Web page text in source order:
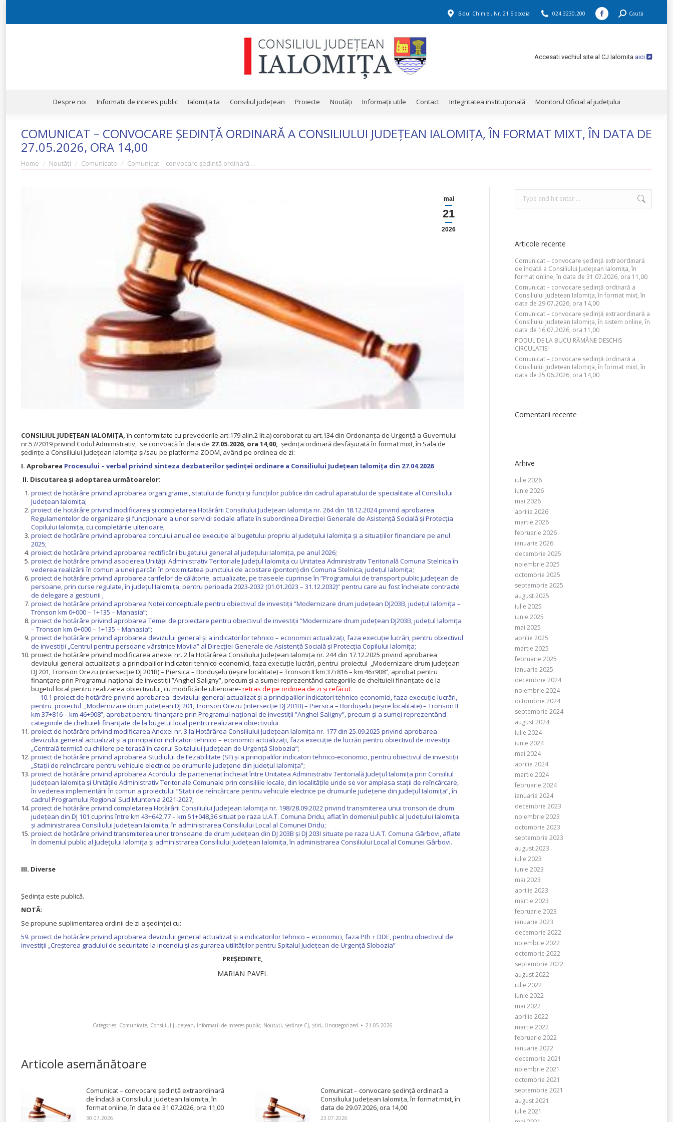
B-dul Chimiei, Nr. 21 Slobozia 024.3230.200
Facebook
in
Search:Caută
Accesati vechiul site al CJ Ialomita aici
Despre noi Informatii de interes public Ialomița ta Consiliul județean Proiecte Noutăți Informații utile Contact Integritatea instituţională Monitorul Oficial al județului
COMUNICAT – CONVOCARE ȘEDINȚĂ ORDINARĂ A CONSILIULUI JUDEȚEAN IALOMIȚA, ÎN FORMAT MIXT, ÎN DATA DE
27.05.2026, ORA 14,00
Home Noutăți Comunicate Comunicat – convocare ședință ordinară…
mai
21
2026
CONSILIUL JUDEŢEAN IALOMIŢA,în conformitate cu prevederile art.179 alin.2 lit.a) coroborat cu art.134 din Ordonanța de Urgență a Guvernului
nr.57/2019 privind Codul Administrativ, se convoacă în data de 27.05.2026, ora 14,00, ședința ordinară desfășurată în format mixt, în Sala de
ședințe a Consiliului Județean Ialomița și/sau pe platforma ZOOM, având pe ordinea de zi:
I. Aprobarea Procesului – verbal privind sinteza dezbaterilor ședinței ordinare a Consiliului Județean Ialomița din 27.04.2026
II. Discutarea și adoptarea următoarelor:
proiect de hotărâre privind aprobarea organigramei, statului de funcții și funcțiilor publice din cadrul aparatului de specialitate al Consiliului
Județean Ialomița;
proiect de hotărâre privind modificarea și completarea Hotărârii Consiliului Județean Ialomița nr. 264 din 18.12.2024 privind aprobarea
Regulamentelor de organizare și funcționare a unor servicii sociale aflate în subordinea Direcției Generale de Asistență Socială și Protecția
Copilului Ialomița, cu completările ulterioare;
proiect de hotărâre privind aprobarea contului anual de execuţie al bugetului propriu al judeţului Ialomiţa şi a situaţiilor financiare pe anul
2025;
proiect de hotărâre privind aprobarea rectificării bugetului general al județului Ialomița, pe anul 2026;
proiect de hotărâre privind asocierea Unității Administrativ Teritoriale Județul Ialomița cu Unitatea Administrativ Teritorială Comuna Stelnica în
vederea realizării în comun a unei parcări în proximitatea punctului de acostare (ponton) din Comuna Stelnica, județul Ialomița;
proiect de hotărâre privind aprobarea tarifelor de călătorie, actualizate, pe traseele cuprinse în ”Programului de transport public județean de
persoane, prin curse regulate, în județul Ialomița, pentru perioada 2023-2032 (01.01.2023 – 31.12.2032)” pentru care au fost încheiate contracte
de delegare a gestiunii ;
proiect de hotărâre privind aprobarea Notei conceptuale pentru obiectivul de investiții ”Modernizare drum județean DJ203B, județul Ialomița –
Tronson km 0+000 – 1+135 – Manasia”;
proiect de hotărâre privind aprobarea Temei de proiectare pentru obiectivul de investiții ”Modernizare drum județean DJ203B, județul Ialomița
– Tronson km 0+000 – 1+135 – Manasia”;
proiect de hotărâre privind aprobarea devizului general și a indicatorilor tehnico – economici actualizați, faza execuție lucrări, pentru obiectivul
de investiții „Centrul pentru persoane vârstnice Movila” al Direcției Generale de Asistență Socială și Protecția Copilului Ialomița;
proiect de hotărâre privind modificarea anexei nr. 2 la Hotărârea Consiliului Județean Ialomița nr. 244 din 17.12.2025 privind aprobarea
devizului general actualizat și a principalilor indicatori tehnico-economici, faza execuție lucrări, pentru proiectul „Modernizare drum județean
DJ 201, Tronson Orezu (intersecție DJ 201B) – Piersica – Bordușelu (ieșire localitate) – Tronson II km 37+816 – km 46+908”, aprobat pentru
finanțare prin Programul național de investiții ”Anghel Saligny”, precum și a sumei reprezentând categoriile de cheltuieli finanțate de la
bugetul local pentru realizarea obiectivului, cu modificările ulterioare-retras de pe ordinea de zi și refăcut
10.1 proiect de hotărâre privind aprobarea devizului general actualizat și a principalilor indicatori tehnico-economici, faza execuție lucrări,
pentru proiectul „Modernizare drum județean DJ 201, Tronson Orezu (intersecție DJ 201B) – Piersica – Bordușelu (ieșire localitate) – Tronson II
km 37+816 – km 46+908”, aprobat pentru finanțare prin Programul național de investiții ”Anghel Saligny”, precum și a sumei reprezentând
categoriile de cheltuieli finanțate de la bugetul local pentru realizarea obiectivului
proiect de hotărâre privind modificarea Anexei nr. 3 la Hotărârea Consiliului Județean Ialomița nr. 177 din 25.09.2025 privind aprobarea
devizului general actualizat și a principalilor indicatori tehnico – economici actualizați, faza execuție de lucrări pentru obiectivul de investiții
„Centrală termică cu chillere pe terasă în cadrul Spitalului Județean de Urgență Slobozia”;
proiect de hotărâre privind aprobarea Studiului de Fezabilitate (SF) și a principalilor indicatori tehnico-economici, pentru obiectivul de investiţii
„Stații de reîncărcare pentru vehicule electrice pe drumurile județene din județul Ialomița”;
proiect de hotărâre privind aprobarea Acordului de parteneriat încheiat între Unitatea Administrativ Teritorială Județul Ialomița prin Consiliul
Județean Ialomița și Unitățile Administrativ Teritoriale Comunale prin consiliile locale, din localitățile unde se vor amplasa stații de reîncărcare,
în vederea implementării în comun a proiectului ”Stații de reîncărcare pentru vehicule electrice pe drumurile județene din județul Ialomița”, în
cadrul Programului Regional Sud Muntenia 2021-2027;
proiect de hotărâre privind completarea Hotărârii Consiliului Județean Ialomița nr. 198/28.09.2022 privind transmiterea unui tronson de drum
județean din DJ 101 cuprins între km 43+642,77 – km 51+048,36 situat pe raza U.A.T. Comuna Dridu, aflat în domeniul public al Județului Ialomița
și administrarea Consiliului Județean Ialomița, în administrarea Consiliului Local al Comunei Dridu;
proiect de hotărâre privind transmiterea unor tronsoane de drum județean din DJ 203B și DJ 203I situate pe raza U.A.T. Comuna Gârbovi, aflate
în domeniul public al Județului Ialomița și administrarea Consiliului Județean Ialomița, în administrarea Consiliului Local al Comunei Gârbovi.
III. Diverse
Ședința este publică.
NOTĂ:
Se propune suplimentarea ordinii de zi a ședinței cu:
59. proiect de hotărâre privind aprobarea devizului general actualizat și a indicatorilor tehnico – economici, faza Pth + DDE, pentru obiectivul de
investiții „Creșterea gradului de securitate la incendiu și asigurarea utilităților pentru Spitalul Judeţean de Urgenţă Slobozia”
PREŞEDINTE,
MARIAN PAVEL
Categories: Comunicate, Consiliul Județean, Informații de interes public, Noutăți, Ședințe CJ, Știri, Uncategorized 21.05.2026
Articole asemănătoare
Comunicat – convocare ședință extraordinară
de îndată a Consiliului Județean Ialomița, în
format online, în data de 31.07.2026, ora 11,00
30.07.2026
Comunicat – convocare ședință ordinară a
Consiliului Județean Ialomița, în format mixt, în
data de 29.07.2026, ora 14,00
23.07.2026
Articole recente
Comunicat – convocare ședință extraordinară
de îndată a Consiliului Județean Ialomița, în
format online, în data de 31.07.2026, ora 11,00
Comunicat – convocare ședință ordinară a
Consiliului Județean Ialomița, în format mixt, în
data de 29.07.2026, ora 14,00
Comunicat – convocare ședință extraordinară a
Consiliului Județean Ialomița, în sistem online, în
data de 16.07.2026, ora 11,00
PODUL DE LA BUCU RĂMÂNE DESCHIS
CIRCULAȚIEI
Comunicat – convocare ședință ordinară a
Consiliului Județean Ialomița, în format mixt, în
data de 25.06.2026, ora 14,00
Comentarii recente
Arhive
iulie 2026
iunie 2026
mai 2026
aprilie 2026
martie 2026
februarie 2026
ianuarie 2026
decembrie 2025
noiembrie 2025
octombrie 2025
septembrie 2025
august 2025
iulie 2025
iunie 2025
mai 2025
aprilie 2025
martie 2025
februarie 2025
ianuarie 2025
decembrie 2024
noiembrie 2024
octombrie 2024
septembrie 2024
august 2024
iulie 2024
iunie 2024
mai 2024
aprilie 2024
martie 2024
februarie 2024
ianuarie 2024
decembrie 2023
noiembrie 2023
octombrie 2023
septembrie 2023
august 2023
iulie 2023
iunie 2023
mai 2023
aprilie 2023
martie 2023
februarie 2023
ianuarie 2023
decembrie 2022
noiembrie 2022
octombrie 2022
septembrie 2022
august 2022
iulie 2022
iunie 2022
mai 2022
aprilie 2022
martie 2022
februarie 2022
ianuarie 2022
decembrie 2021
noiembrie 2021
octombrie 2021
septembrie 2021
august 2021
iulie 2021
Integritatea instituţională Monitorul Oficial al județului